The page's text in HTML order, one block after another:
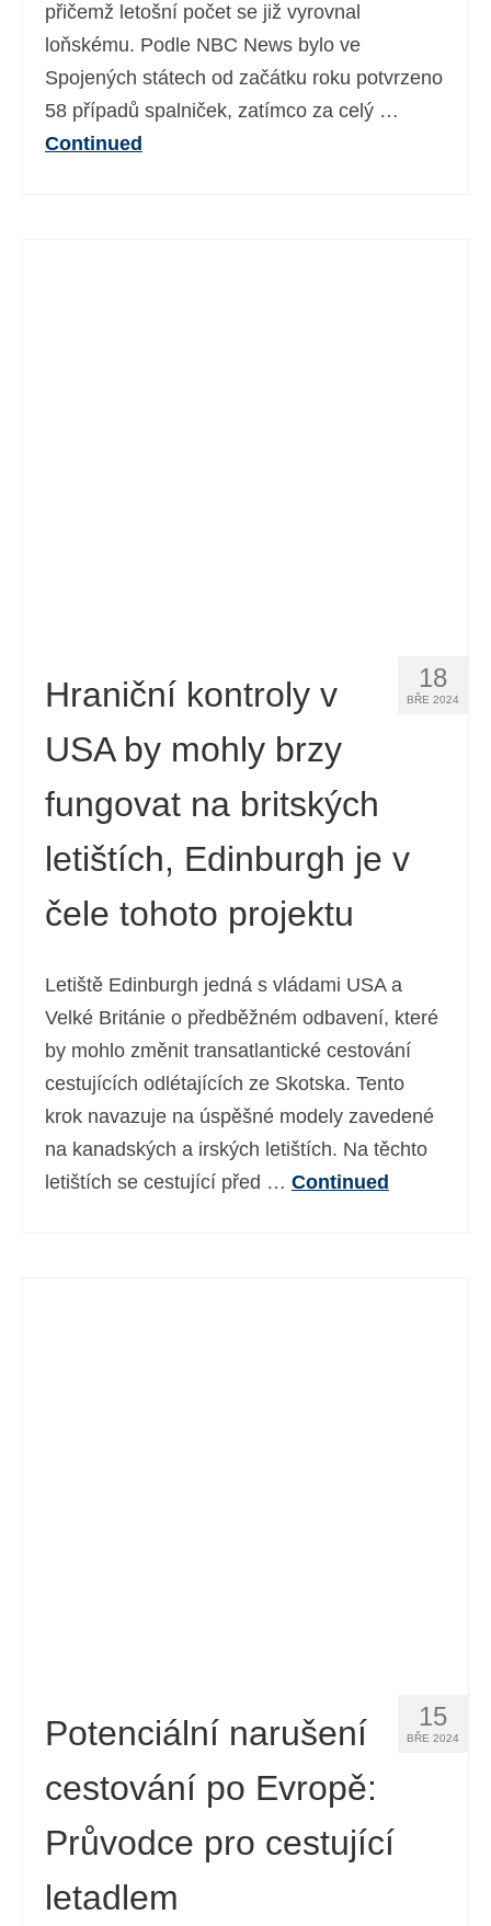
přičemž letošní počet se již vyrovnal
loňskému. Podle NBC News bylo ve
Spojených státech od začátku roku potvrzeno
58 případů spalniček, zatímco za celý …
Continued
18
BŘE 2024
Hraniční kontroly v
USA by mohly brzy
fungovat na britských
letištích, Edinburgh je v
čele tohoto projektu
Letiště Edinburgh jedná s vládami USA a
Velké Británie o předběžném odbavení, které
by mohlo změnit transatlantické cestování
cestujících odlétajících ze Skotska. Tento
krok navazuje na úspěšné modely zavedené
na kanadských a irských letištích. Na těchto
letištích se cestující před … Continued
15
BŘE 2024
Potenciální narušení
cestování po Evropě:
Průvodce pro cestující
letadlem